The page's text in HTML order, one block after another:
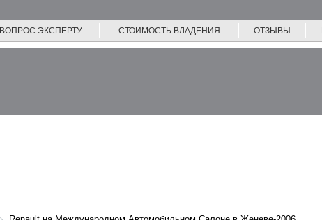
ВОПРОС ЭКСПЕРТУ СТОИМОСТЬ ВЛАДЕНИЯ ОТЗЫВЫ